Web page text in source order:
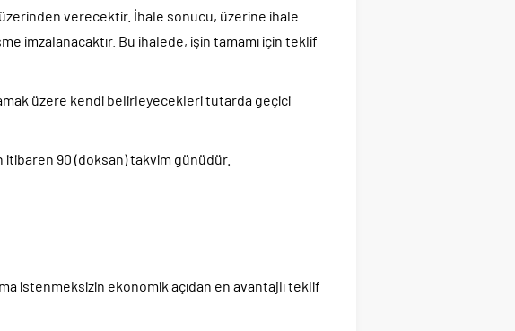
verecektir. İhale sonucu, üzerine ihale
imzalanacaktır. Bu ihalede, işin tamamı için teklif
üzere kendi belirleyecekleri tutarda geçici
90 (doksan) takvim günüdür.
istenmeksizin ekonomik açıdan en avantajlı teklif